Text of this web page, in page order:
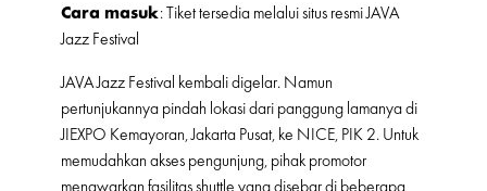
Cara masuk: Tiket tersedia melalui situs resmi JAVA
Jazz Festival
JAVA Jazz Festival kembali digelar. Namun
pertunjukannya pindah lokasi dari panggung lamanya di
JIEXPO Kemayoran, Jakarta Pusat, ke NICE, PIK 2. Untuk
memudahkan akses pengunjung, pihak promotor
menawarkan fasilitas shuttle yang disebar di beberapa